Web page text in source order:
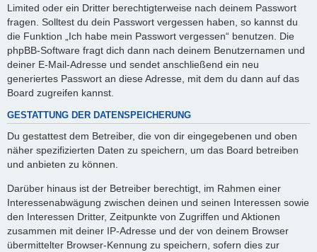
Limited oder ein Dritter berechtigterweise nach deinem Passwort
fragen. Solltest du dein Passwort vergessen haben, so kannst du
die Funktion „Ich habe mein Passwort vergessen“ benutzen. Die
phpBB-Software fragt dich dann nach deinem Benutzernamen und
deiner E-Mail-Adresse und sendet anschließend ein neu
generiertes Passwort an diese Adresse, mit dem du dann auf das
Board zugreifen kannst.
GESTATTUNG DER DATENSPEICHERUNG
Du gestattest dem Betreiber, die von dir eingegebenen und oben
näher spezifizierten Daten zu speichern, um das Board betreiben
und anbieten zu können.
Darüber hinaus ist der Betreiber berechtigt, im Rahmen einer
Interessenabwägung zwischen deinen und seinen Interessen sowie
den Interessen Dritter, Zeitpunkte von Zugriffen und Aktionen
zusammen mit deiner IP-Adresse und der von deinem Browser
übermittelter Browser-Kennung zu speichern, sofern dies zur